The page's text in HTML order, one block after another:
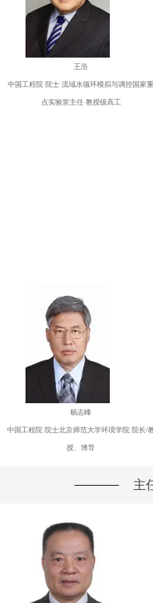
王浩
中国工程院 院士 流域水循环模拟与调控国家重
点实验室主任 教授级高工
杨志峰
中国工程院 院士北京师范大学环境学院 院长/
授、博导
主